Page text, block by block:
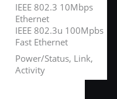
IEEE 802.3 10Mbps
Ethernet
IEEE 802.3u 100Mpbs
Fast Ethernet
Power/Status, Link,
Activity